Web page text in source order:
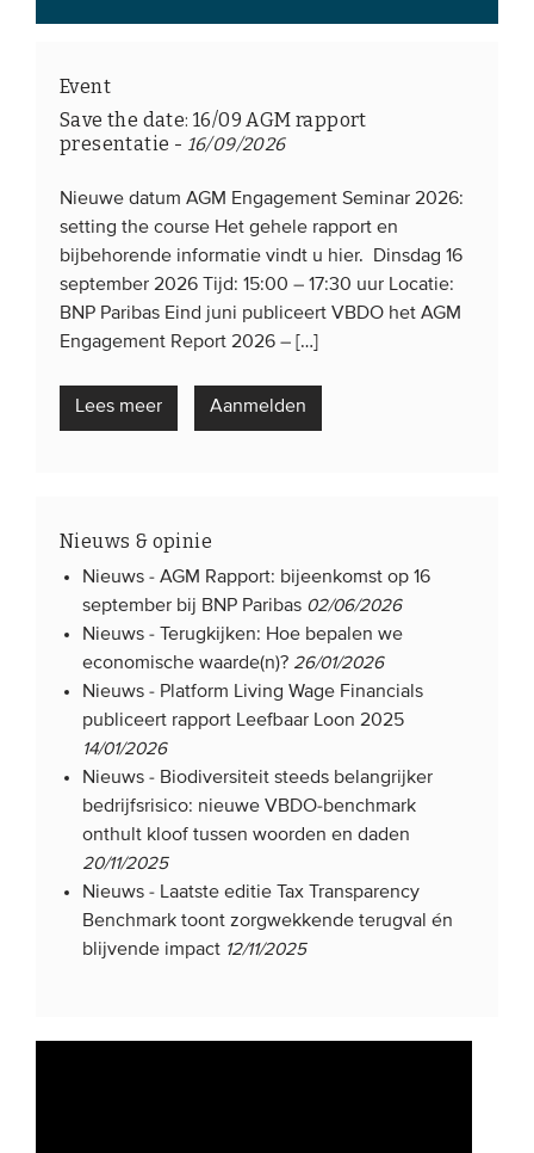
Event
Save the date: 16/09 AGM rapport
presentatie - 16/09/2026
Nieuwe datum AGM Engagement Seminar 2026:
setting the course Het gehele rapport en
bijbehorende informatie vindt u hier. Dinsdag 16
september 2026 Tijd: 15:00 – 17:30 uur Locatie:
BNP Paribas Eind juni publiceert VBDO het AGM
Engagement Report 2026 – […]
Lees meer Aanmelden
Nieuws & opinie
Nieuws -AGM Rapport: bijeenkomst op 16
september bij BNP Paribas 02/06/2026
Nieuws -
Terugkijken: Hoe bepalen we
economische waarde(n)? 26/01/2026
Nieuws - Platform Living Wage Financials
publiceert rapport Leefbaar Loon 2025
14/01/2026
Nieuws - Biodiversiteit steeds belangrijker
bedrijfsrisico: nieuwe VBDO-benchmark
onthult kloof tussen woorden en daden
20/11/2025
Nieuws - Laatste editie Tax Transparency
Benchmark toont zorgwekkende terugval én
blijvende impact 12/11/2025